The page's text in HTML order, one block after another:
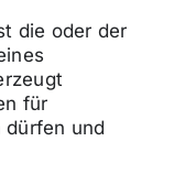
die oder der
für
und